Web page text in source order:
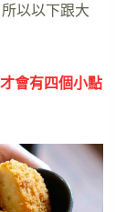
以以下跟大
會有四個小點